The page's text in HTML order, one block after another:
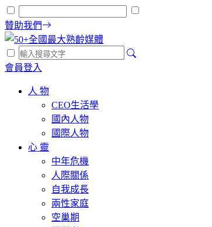
贊助我們
會員登入
人 物
CEO生活學
國內人物
國際人物
心 靈
中年危機
人際關係
自我成長
兩性家庭
空巢期